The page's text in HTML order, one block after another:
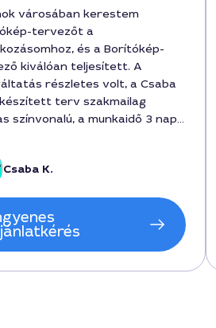
városában kerestem
tervezőt a
és a Borítókép-
kiválóan teljesített. A
részletes volt, a Csaba
terv szakmailag
színvonalú, a munkaidő 3 nap
A kommunikáció
volt, és az elkészült
tökéletesen illeszkedik a
Biztosan ajánlom
is, mert megértették az
Csaba K.